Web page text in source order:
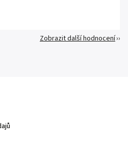
Zobrazit další hodnocení